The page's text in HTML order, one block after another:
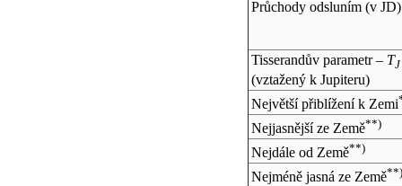
Průchody odsluním (v JD)
Tisserandův parametr – TJ
(vztažený k Jupiteru)
Největší přiblížení k Zemi
Nejjasnější ze Země**)
Nejdále od Země**)
Nejméně jasná ze Země**)